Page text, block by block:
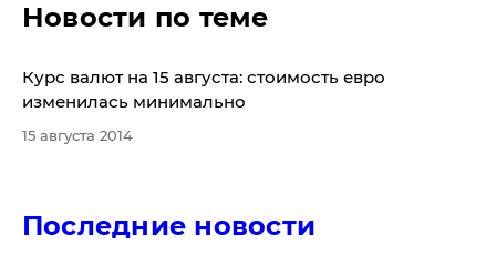
Новости по теме
Курс валют на 15 августа: стоимость евро
изменилась минимально
15 августа 2014
Последние новости